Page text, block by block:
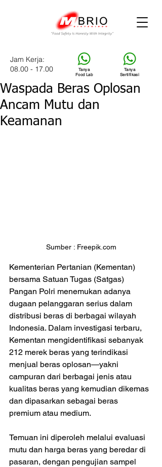
Tanya
Food Lab
Tanya
Sertifikasi
Jam Kerja:
08.00 - 17.00
Waspada Beras Oplosan
Ancam Mutu dan
Keamanan
Sumber : Freepik.com
Kementerian Pertanian (Kementan)
bersama Satuan Tugas (Satgas)
Pangan Polri menemukan adanya
dugaan pelanggaran serius dalam
distribusi beras di berbagai wilayah
Indonesia. Dalam investigasi terbaru,
Kementan mengidentifikasi sebanyak
212 merek beras yang terindikasi
menjual beras oplosan—yakni
campuran dari berbagai jenis atau
kualitas beras yang kemudian dikemas
dan dipasarkan sebagai beras
premium atau medium.
Temuan ini diperoleh melalui evaluasi
mutu dan harga beras yang beredar di
pasaran, dengan pengujian sampel